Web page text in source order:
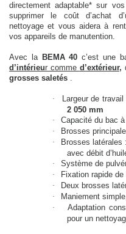
directement adaptable* sur
supprimer le coût d’achat
nettoyage et vous aidera à
vos appareils de manutention.
Avec la BEMA 40 c’est une
d’intérieur comme d’extérieur,
grosses saletés .
· Largeur de travail
2 050 mm
· Capacité du bac
· Brosses
· Brosses latérales :
avec débit
· Système de
· Fixation rapide
· Deux brosses
· Maniement
·
Adaptation
pour un